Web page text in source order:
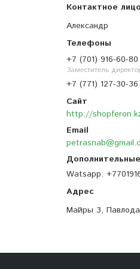
Александр
+7 (701) 916-60-80
Заместитель
+7 (771) 127-30-36
http://
Watsapp
Майры 3,